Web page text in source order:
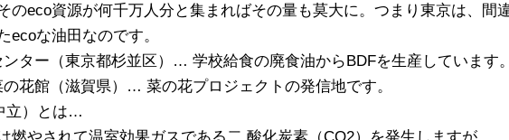
のeco資源が何千万人分と集まればその量も莫大に。つまり東京は、間
ecoな油田なのです。
ター（東京都杉並区）… 学校給食の廃食油からBDFを生産しています。
花館（滋賀県）… 菜の花プロジェクトの発信地です。
立）とは…
燃やされて温室効果ガスである二 酸化炭素（CO2）を発生しますが、